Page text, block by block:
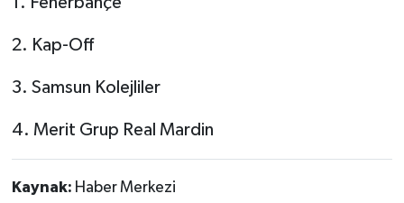
2. Kap-Off
3. Samsun Kolejliler
4. Merit Grup Real Mardin
Kaynak: Haber Merkezi